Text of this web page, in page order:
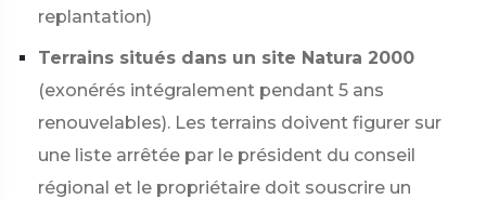
replantation)
Terrains situés dans un site Natura 2000
(exonérés intégralement pendant 5 ans
renouvelables). Les terrains doivent figurer sur
une liste arrêtée par le président du conseil
régional et le propriétaire doit souscrire un